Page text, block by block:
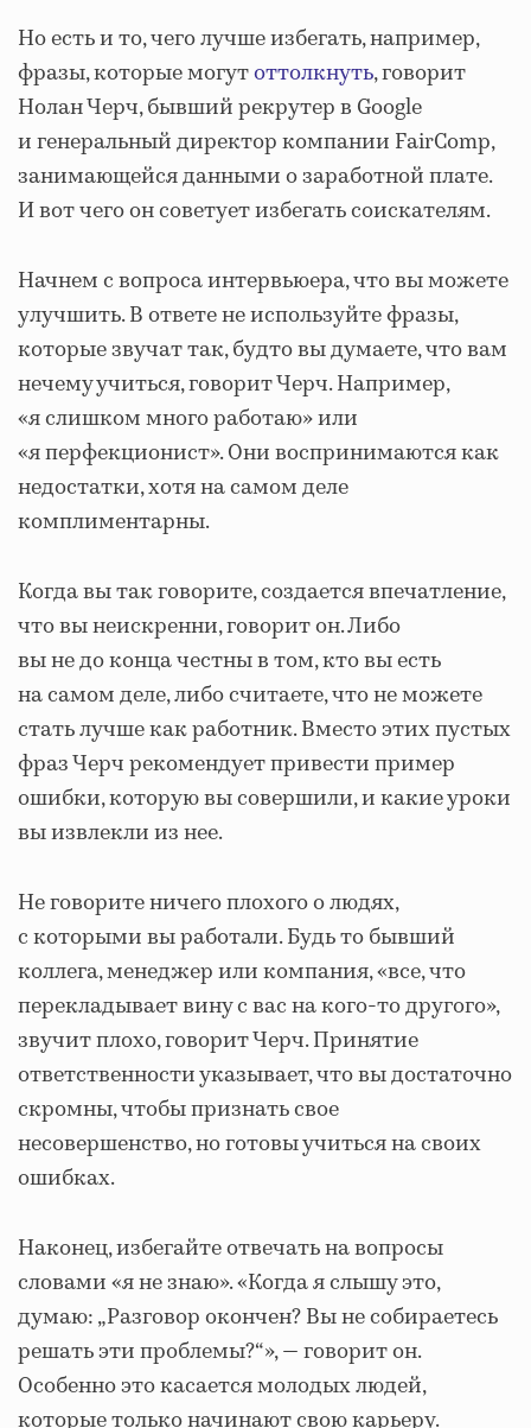
Но есть и то, чего лучше избегать, например,
фразы, которые могутоттолкнуть, говорит
Нолан Черч, бывший рекрутер в Google
и генеральный директор компании FairComp,
занимающейся данными о заработной плате.
И вот чего он советует избегать соискателям.
Начнем с вопроса интервьюера, что вы можете
улучшить. В ответе не используйте фразы,
которые звучат так, будто вы думаете, что вам
нечему учиться, говорит Черч. Например,
«я слишком много работаю» или
«я перфекционист». Они воспринимаются как
недостатки, хотя на самом деле
комплиментарны.
Когда вы так говорите, создается впечатление,
что вы неискренни, говорит он. Либо
вы не до конца честны в том, кто вы есть
на самом деле, либо считаете, что не можете
стать лучше как работник. Вместо этих пустых
фраз Черч рекомендует привести пример
ошибки, которую вы совершили, и какие уроки
вы извлекли из нее.
Не говорите ничего плохого о людях,
с которыми вы работали. Будь то бывший
коллега, менеджер или компания, «все, что
перекладывает вину с вас на кого-то другого»,
звучит плохо, говорит Черч. Принятие
ответственности указывает, что вы достаточно
скромны, чтобы признать свое
несовершенство, но готовы учиться на своих
ошибках.
Наконец, избегайте отвечать на вопросы
словами «я не знаю». «Когда я слышу это,
думаю: „Разговор окончен? Вы не собираетесь
решать эти проблемы?“», — говорит он.
Особенно это касается молодых людей,
которые только начинают свою карьеру.